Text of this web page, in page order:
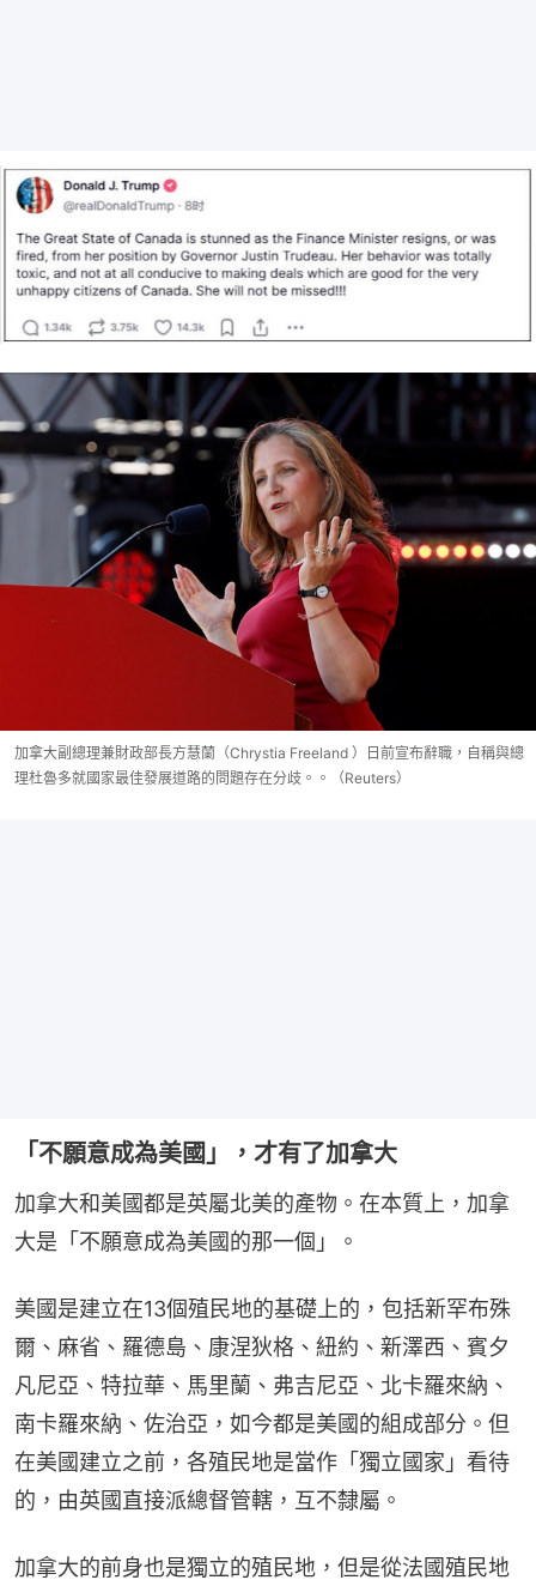
加拿大副總理兼財政部長方慧蘭（Chrystia Freeland ）日前宣布辭職，自稱與總
理杜魯多就國家最佳發展道路的問題存在分歧。。（Reuters）
「不願意成為美國」，才有了加拿大
加拿大和美國都是英屬北美的產物。在本質上，加拿
大是「不願意成為美國的那一個」。
美國是建立在13個殖民地的基礎上的，包括新罕布殊
爾、麻省、羅德島、康涅狄格、紐約、新澤西、賓夕
凡尼亞、特拉華、馬里蘭、弗吉尼亞、北卡羅來納、
南卡羅來納、佐治亞，如今都是美國的組成部分。但
在美國建立之前，各殖民地是當作「獨立國家」看待
的，由英國直接派總督管轄，互不隸屬。
加拿大的前身也是獨立的殖民地，但是從法國殖民地